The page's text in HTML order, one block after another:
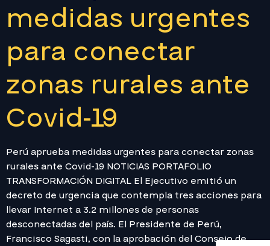
medidas urgentes
para conectar
zonas rurales ante
Covid-19
Perú aprueba medidas urgentes para conectar zonas
rurales ante Covid-19 NOTICIAS PORTAFOLIO
TRANSFORMACIÓN DIGITAL El Ejecutivo emitió un
decreto de urgencia que contempla tres acciones para
llevar Internet a 3.2 millones de personas
desconectadas del país. El Presidente de Perú,
Francisco Sagasti, con la aprobación del Consejo de